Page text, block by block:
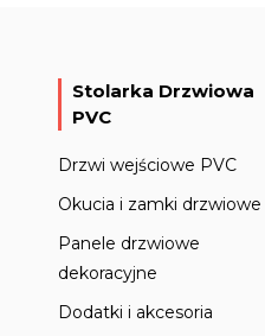
Stolarka Drzwiowa
PVC
Drzwi wejściowe PVC
Okucia i zamki drzwiowe
Panele drzwiowe
dekoracyjne
Dodatki i akcesoria